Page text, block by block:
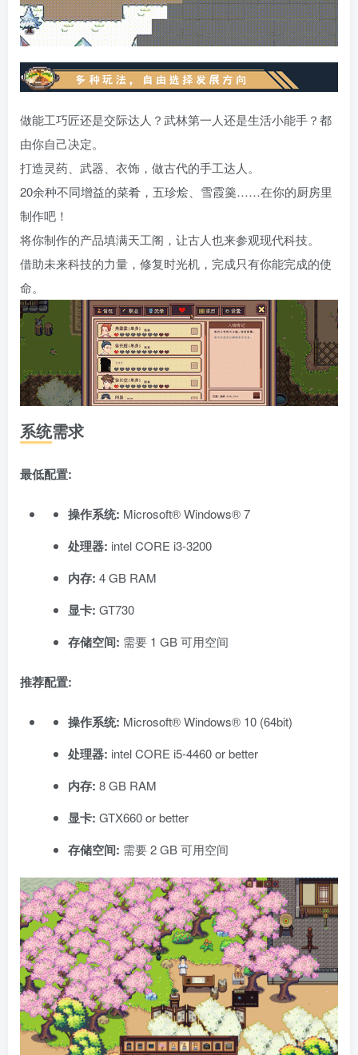
做能工巧匠还是交际达人？武林第一人还是生活小能手？都
由你自己决定。
打造灵药、武器、衣饰，做古代的手工达人。
20余种不同增益的菜肴，五珍烩、雪霞羹……在你的厨房里
制作吧！
将你制作的产品填满天工阁，让古人也来参观现代科技。
借助未来科技的力量，修复时光机，完成只有你能完成的使
命。
系统需求
最低配置:
操作系统: Microsoft® Windows® 7
处理器: intel CORE i3-3200
内存: 4 GB RAM
显卡: GT730
存储空间: 需要 1 GB 可用空间
推荐配置:
操作系统: Microsoft® Windows® 10 (64bit)
处理器: intel CORE i5-4460 or better
内存: 8 GB RAM
显卡: GTX660 or better
存储空间: 需要 2 GB 可用空间